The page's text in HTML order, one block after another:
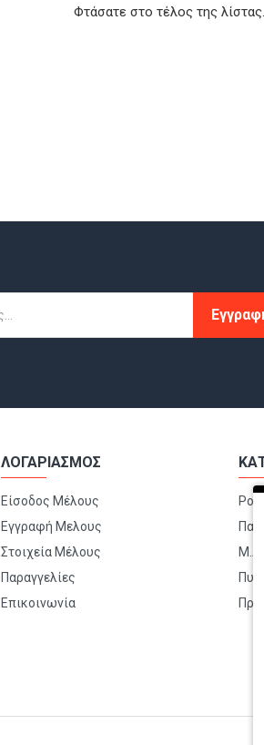
Φτάσατε στο τέλος της λίστας.
ΛΟΓΑΡΙΑΣΜΟΣ
Είσοδος Μέλους
Εγγραφή Μελους
Στοιχεία Μέλους
Παραγγελίες
Επικοινωνία